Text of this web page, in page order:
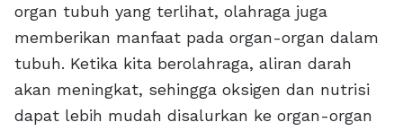
organ tubuh yang terlihat, olahraga juga
memberikan manfaat pada organ-organ dalam
tubuh. Ketika kita berolahraga, aliran darah
akan meningkat, sehingga oksigen dan nutrisi
dapat lebih mudah disalurkan ke organ-organ